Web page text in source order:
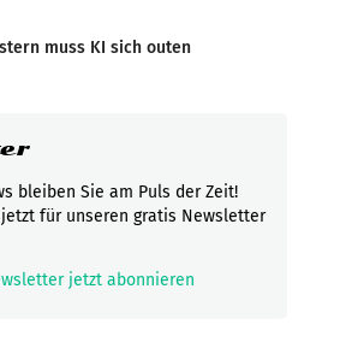
muss KI sich outen
bleiben Sie am Puls der Zeit!
für unseren gratis Newsletter
jetzt abonnieren